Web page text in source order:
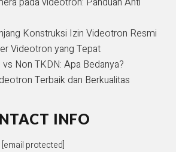
Konstruksi Izin Videotron Resmi
Videotron yang Tepat
Non TKDN: Apa Bedanya?
Terbaik dan Berkualitas
INFO
[email protected]